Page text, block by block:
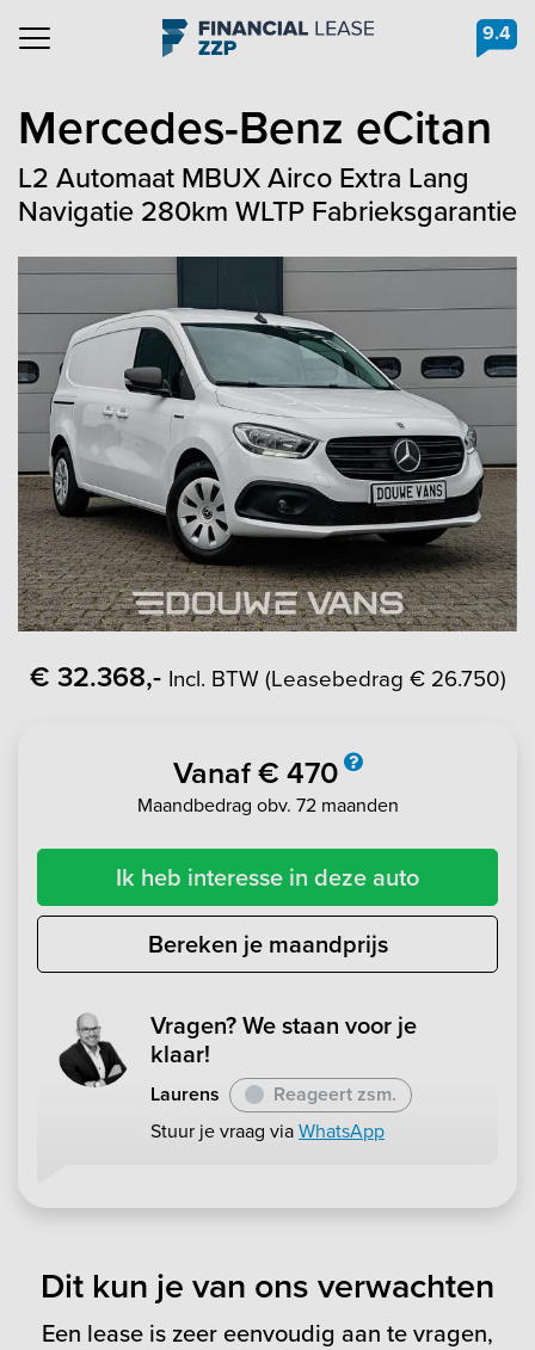
Navigation 9.4
Mercedes-Benz eCitan
L2 Automaat MBUX Airco Extra Lang
Navigatie 280km WLTP Fabrieksgarantie
€ 32.368,- Incl. BTW (Leasebedrag € 26.750)
Vanaf € 470
Maandbedrag obv. 72 maanden
Ik heb interesse in deze auto
Bereken je maandprijs
Vragen? We staan voor je
klaar!
Laurens
Reageert zsm.
Stuur je vraag viaWhatsApp
Dit kun je van ons verwachten
Een lease is zeer eenvoudig aan te vragen,